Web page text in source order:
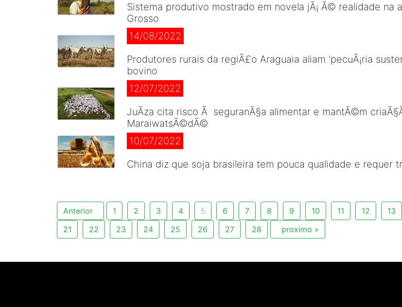
Sistema produtivo mostrado em novela jÃ¡ Ã© realidade na
Grosso
14/08/2022
Produtores rurais da regiÃ£o Araguaia aliam 'pecuÃ¡ria
bovino
12/07/2022
JuÃ­za cita risco Ã seguranÃ§a alimentar e mantÃ©m
MaraiwatsÃ©dÃ©
10/07/2022
China diz que soja brasileira tem pouca qualidade e requer
Anterior 1 2 3 4 5 6 7 8 9 10 11 12 13
21
22 23 24 25 26 27 28 proximo »